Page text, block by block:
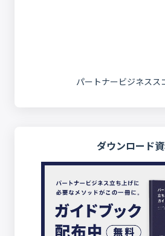
パートナービジネスス
ダウンロード